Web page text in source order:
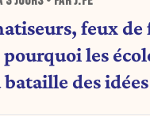
feux de
les
des